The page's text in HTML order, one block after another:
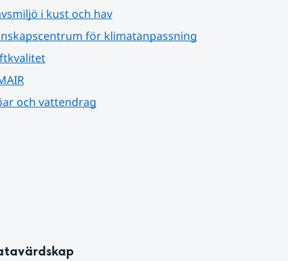
i kust och hav
för klimatanpassning
och vattendrag